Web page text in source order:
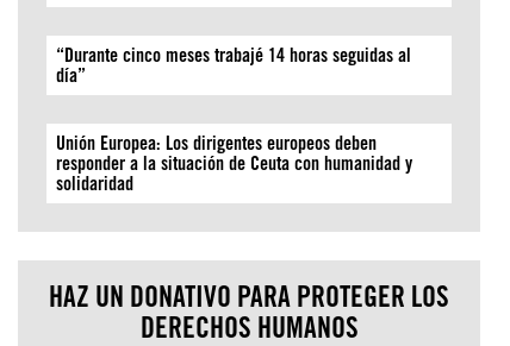
“Durante cinco meses trabajé 14 horas seguidas al
día”
Unión Europea: Los dirigentes europeos deben
responder a la situación de Ceuta con humanidad y
solidaridad
HAZ UN DONATIVO PARA PROTEGER LOS
DERECHOS HUMANOS